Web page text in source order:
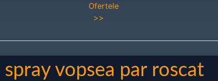
Ofertele
>>
spray vopsea par roscat